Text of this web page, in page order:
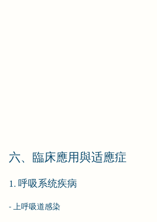
六、臨床應用與适應症
1. 呼吸系统疾病
- 上呼吸道感染